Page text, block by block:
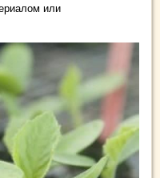
или